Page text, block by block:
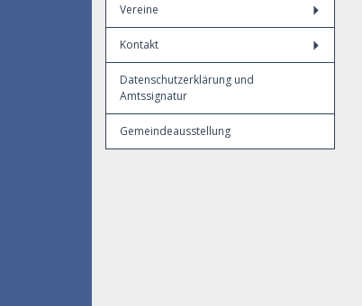
Vereine
Kontakt
Datenschutzerklärung und
Amtssignatur
Gemeindeausstellung